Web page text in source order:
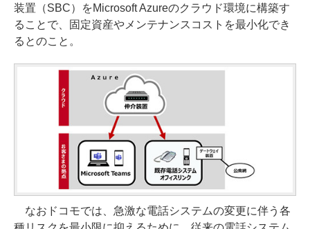
装置（SBC）をMicrosoft Azureのクラウド環境に構築す
ることで、固定資産やメンテナンスコストを最小化でき
るとのこと。
なおドコモでは、急激な電話システムの変更に伴う各